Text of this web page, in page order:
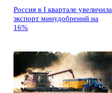
Россия в I квартале увеличила
экспорт минудобрений на
16%